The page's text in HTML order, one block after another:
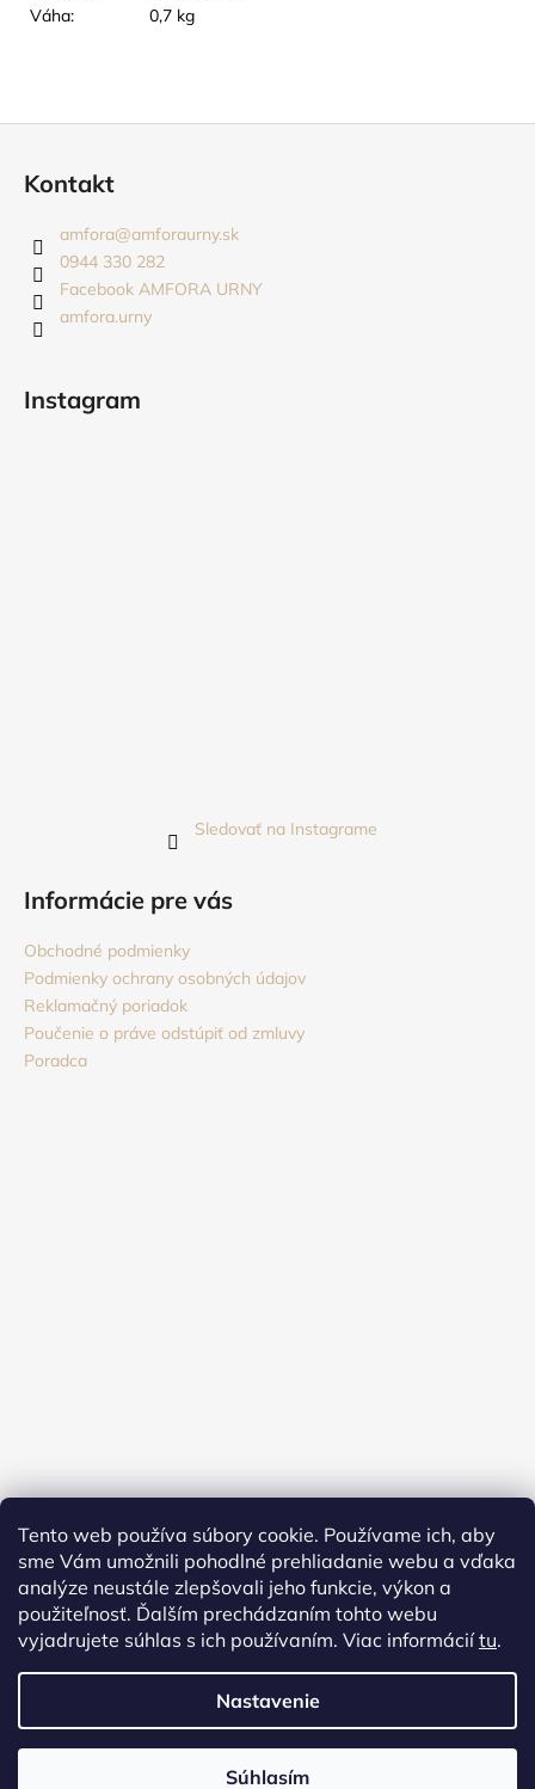
Tento web používa súbory cookie. Používame ich, aby
sme Vám umožnili pohodlné prehliadanie webu a vďaka
analýze neustále zlepšovali jeho funkcie, výkon a
použiteľnosť. Ďalším prechádzaním tohto webu
vyjadrujete súhlas s ich používaním. Viac informáciítu.
Nastavenie
Súhlasím
Váha:
0,7 kg
Kontakt
amfora@amforaurny.sk
0944 330 282
Facebook AMFORA URNY
amfora.urny
Instagram
Sledovať na Instagrame
Informácie pre vás
Obchodné podmienky
Podmienky ochrany osobných údajov
Reklamačný poriadok
Poučenie o práve odstúpiť od zmluvy
Poradca
Copyright 2026AMFORA URNY. Všetky práva vyhradené.
Upraviť nastavenie cookies